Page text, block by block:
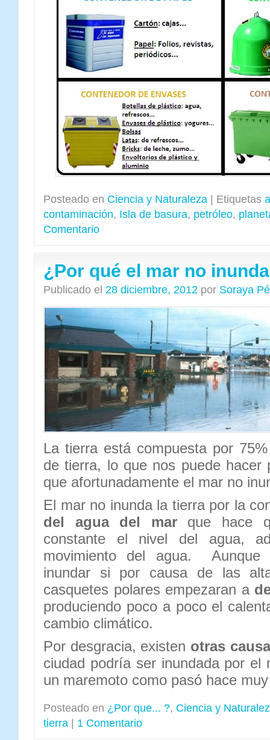
Posteado en Ciencia y Naturaleza Etiquetas
contaminación, Isla de basura, petróleo,
Comentario
¿Por qué el mar no
Publicado el 28 diciembre, 2012 por Soraya
La tierra está compuesta por
de tierra, lo que nos puede hacer
que afortunadamente el mar no
El mar no inunda la tierra por la
del agua del marque hace
constante el nivel del agua,
movimiento del agua.
inundar si por causa de las
casquetes polares empezaran a
produciendo poco a poco el
cambio climático.
Por desgracia, existen otras
ciudad podría ser inundada por el
un maremoto como pasó hace
Posteado en ¿Por que... ?, Ciencia y
tierra
1 Comentario